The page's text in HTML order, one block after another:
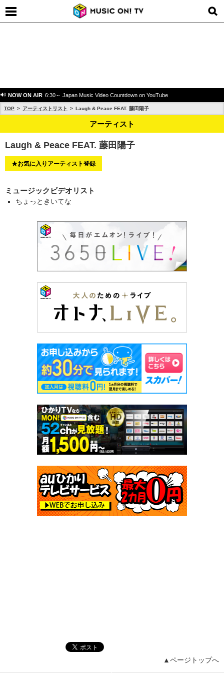
NOW ON AIR 6:30～ Japan Music Video Countdown on YouTube
TOP アーティストリスト Laugh & Peace FEAT. 藤田陽子
アーティスト
Laugh & Peace FEAT. 藤田陽子
★お気に入りアーティスト登録
ミュージックビデオリスト
ちょっときいてな
▲ページトップへ